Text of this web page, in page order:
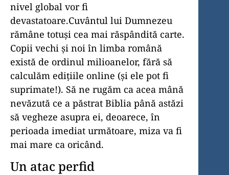
nivel global vor fi
devastatoare.Cuvântul lui Dumnezeu
rămâne totuși cea mai răspândită carte.
Copii vechi și noi în limba română
există de ordinul milioanelor, fără să
calculăm edițiile online (și ele pot fi
suprimate!). Să ne rugăm ca acea mână
nevăzută ce a păstrat Biblia până astăzi
să vegheze asupra ei, deoarece, în
perioada imediat următoare, miza va fi
mai mare ca oricând.
Un atac perfid